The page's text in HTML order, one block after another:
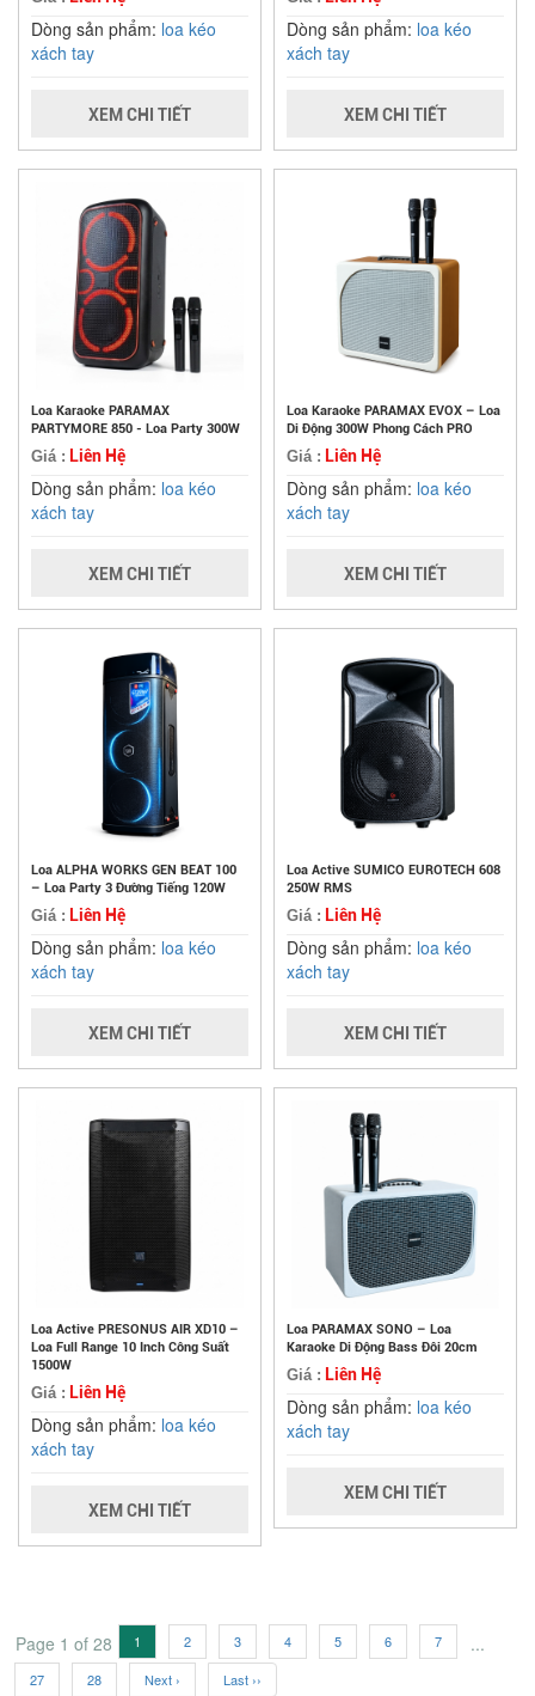
Dòng sản phẩm: loa kéo
xách tay
XEM CHI TIẾT
Dòng sản phẩm: loa kéo
xách tay
XEM CHI TIẾT
Loa Karaoke PARAMAX
PARTYMORE 850 - Loa Party 300W
Giá : Liên Hệ
Dòng sản phẩm: loa kéo
xách tay
XEM CHI TIẾT
Loa Karaoke PARAMAX EVOX – Loa
Di Động 300W Phong Cách PRO
Giá : Liên Hệ
Dòng sản phẩm: loa kéo
xách tay
XEM CHI TIẾT
Loa ALPHA WORKS GEN BEAT 100
– Loa Party 3 Đường Tiếng 120W
Giá : Liên Hệ
Dòng sản phẩm: loa kéo
xách tay
XEM CHI TIẾT
Loa Active SUMICO EUROTECH 608
250W RMS
Giá : Liên Hệ
Dòng sản phẩm: loa kéo
xách tay
XEM CHI TIẾT
Loa Active PRESONUS AIR XD10 –
Loa Full Range 10 Inch Công Suất
1500W
Giá : Liên Hệ
Dòng sản phẩm: loa kéo
xách tay
XEM CHI TIẾT
Loa PARAMAX SONO – Loa
Karaoke Di Động Bass Đôi 20cm
Giá : Liên Hệ
Dòng sản phẩm: loa kéo
xách tay
XEM CHI TIẾT
Page 1 of 28 1 2 3 4 5 6 7 ...
27 28 Next › Last ››